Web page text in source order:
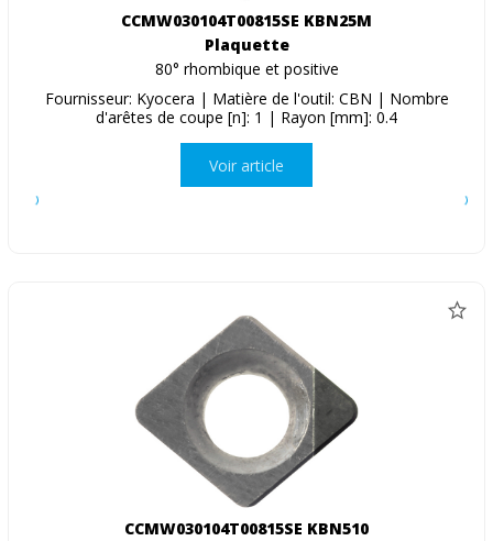
CCMW030104T00815SE KBN25M
Plaquette
80° rhombique et positive
Fournisseur: Kyocera | Matière de l'outil: CBN | Nombre
d'arêtes de coupe [n]: 1 | Rayon [mm]: 0.4
Voir article
CCMW030104T00815SE KBN510